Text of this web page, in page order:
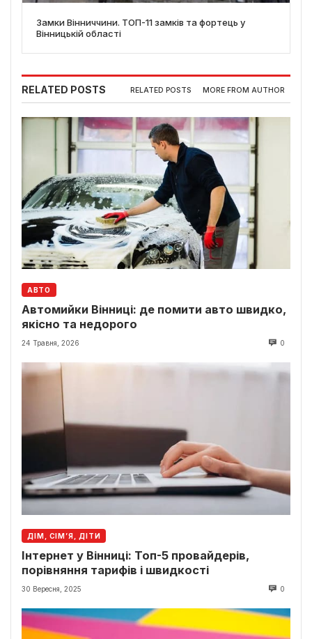
Замки Вінниччини. ТОП-11 замків та фортець у
Вінницькій області
RELATED POSTS RELATED POSTS MORE FROM AUTHOR
АВТО
Автомийки Вінниці: де помити авто швидко,
якісно та недорого
24 Травня, 2026 0
ДІМ, СІМ’Я, ДІТИ
Інтернет у Вінниці: Топ-5 провайдерів,
порівняння тарифів і швидкості
30 Вересня, 2025 0